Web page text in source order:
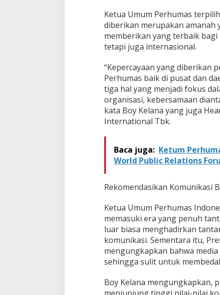
a
s
P
e
r
d
e
2
0
2
4
-
2
7
Ketua Umum Perhumas
diberikan merupakan amanah
memberikan yang terbaik
tetapi juga internasional.
“Kepercayaan yang diberikan
Perhumas baik di pusat dan
tiga hal yang menjadi fokus
organisasi, kebersamaan
kata Boy Kelana yang juga
International Tbk.
Baca juga: Ketum
World Public Relations
Rekomendasikan Komunikasi
Ketua Umum Perhumas
memasuki era yang penuh
luar biasa menghadirkan
komunikasi. Sementara itu,
mengungkapkan bahwa
sehingga sulit untuk
Boy Kelana mengungkapkan,